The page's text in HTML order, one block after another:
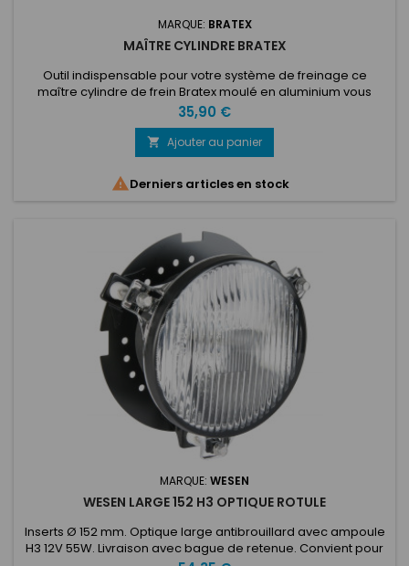
MARQUE: BRATEX
MAÎTRE CYLINDRE BRATEX
Outil indispensable pour votre système de freinage ce
maître cylindre de frein Bratex moulé en aluminium vous
permettra de maximiser vos performances grâce à une
bonne lubrification de votre système de freinage. Vendu
sans bocal, diamètre 15,8mm; filetage entrée 7/16 x 20 UNF;
sortie 3/8x24 UNF, filetage du maitre cylindre 5/16 UNF
Prix
35,90 €
 Ajouter au panier
Derniers articles en stock
MARQUE: WESEN
WESEN LARGE 152 H3 OPTIQUE ROTULE
Inserts Ø 152 mm. Optique large antibrouillard avec ampoule
H3 12V 55W. Livraison avec bague de retenue. Convient pour